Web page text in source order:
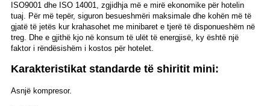
ISO9001 dhe ISO 14001, zgjidhja më e mirë ekonomike për hotelin
tuaj. Për më tepër, siguron besueshmëri maksimale dhe kohën më të
gjatë të jetës kur krahasohet me minibaret e tjerë të disponueshëm në
treg. Dhe e gjithë kjo në konsum të ulët të energjisë, ky është një
faktor i rëndësishëm i kostos për hotelet.
Karakteristikat standarde të shiritit mini:
Asnjë kompresor.